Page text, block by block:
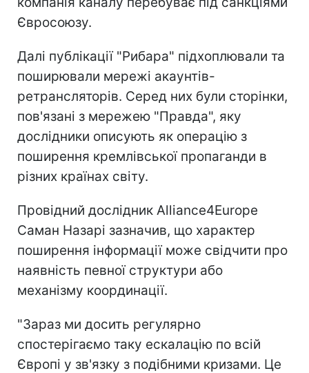
Євросоюзу.
Далі публікації "Рибара" підхоплювали та
поширювали мережі акаунтів-
ретрансляторів. Серед них були сторінки,
пов'язані з мережею "Правда", яку
дослідники описують як операцію з
поширення кремлівської пропаганди в
різних країнах світу.
Провідний дослідник Alliance4Europe
Саман Назарі зазначив, що характер
поширення інформації може свідчити про
наявність певної структури або
механізму координації.
"Зараз ми досить регулярно
спостерігаємо таку ескалацію по всій
Європі у зв'язку з подібними кризами. Це